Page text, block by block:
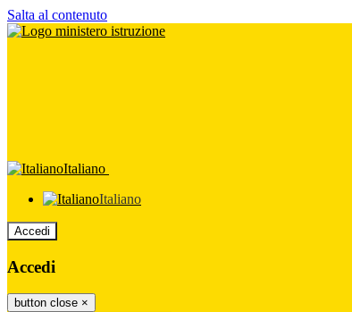
Salta al contenuto
Italiano
Italiano
Accedi
Accedi
button close ×